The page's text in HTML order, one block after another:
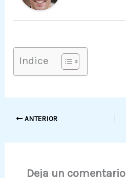
Indice
ANTERIOR
Deja un comentario